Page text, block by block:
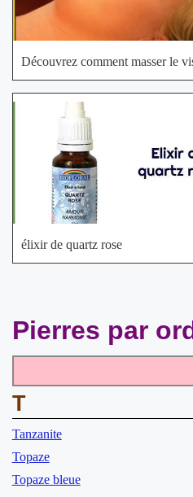
Découvrez comment masser le
élixir de quartz rose
Pierres par
T
Tanzanite
Topaze
Topaze bleue